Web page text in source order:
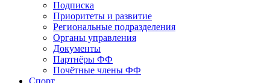
Подписка
Приоритеты и развитие
Региональные подразделения
Органы управления
Документы
Партнёры ФФ
Почётные члены ФФ
Спорт